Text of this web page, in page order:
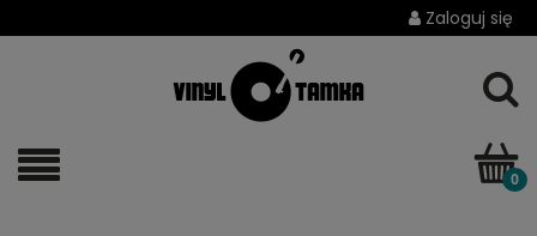
Zaloguj się